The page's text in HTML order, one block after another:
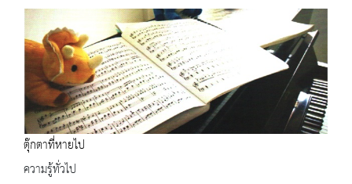
ตุ๊กตาที่หายไป
ความรู้ทั่วไป